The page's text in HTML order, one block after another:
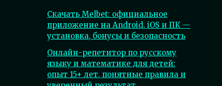
Скачать Melbet: официальное
приложение на Android, iOS и ПК —
установка, бонусы и безопасность
Онлайн-репетитор по русскому
языку и математике для детей:
опыт 15+ лет, понятные правила и